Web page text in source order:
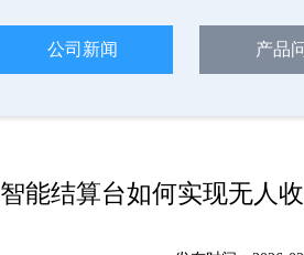
公司新闻 产品
智能结算台如何实现无人